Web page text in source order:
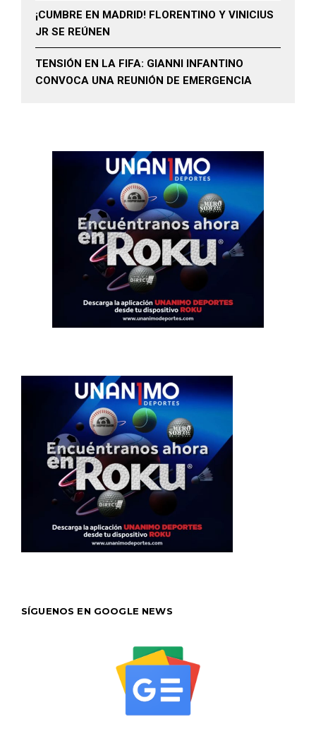
¡CUMBRE EN MADRID! FLORENTINO Y VINICIUS
JR SE REÚNEN
TENSIÓN EN LA FIFA: GIANNI INFANTINO
CONVOCA UNA REUNIÓN DE EMERGENCIA
SÍGUENOS EN GOOGLE NEWS